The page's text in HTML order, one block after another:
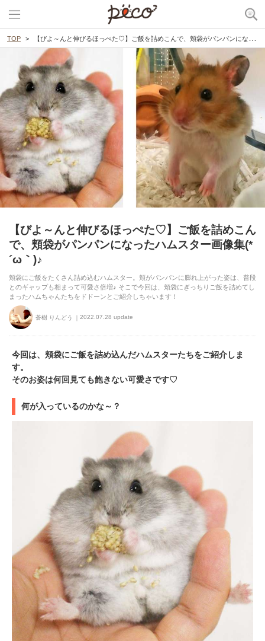
TOP 【びよ～んと伸びるほっぺた♡】ご飯を詰めこんで、頬袋がパンパンになったハムスター画像集(*´ω｀)♪
【びよ～んと伸びるほっぺた♡】ご飯を詰めこん
で、頬袋がパンパンになったハムスター画像集(*
´ω｀)♪
頬袋にご飯をたくさん詰め込むハムスター。頬がパンパンに膨れ上がった姿は、普段
とのギャップも相まって可愛さ倍増♪ そこで今回は、頬袋にぎっちりご飯を詰めてし
まったハムちゃんたちをドドーンとご紹介しちゃいます！
蒼樹 りんどう 2022.07.28 update
今回は、頬袋にご飯を詰め込んだハムスターたちをご紹介しま
す。
そのお姿は何回見ても飽きない可愛さです♡
何が入っているのかな～？